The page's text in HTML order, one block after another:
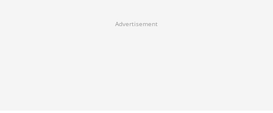
Advertisement